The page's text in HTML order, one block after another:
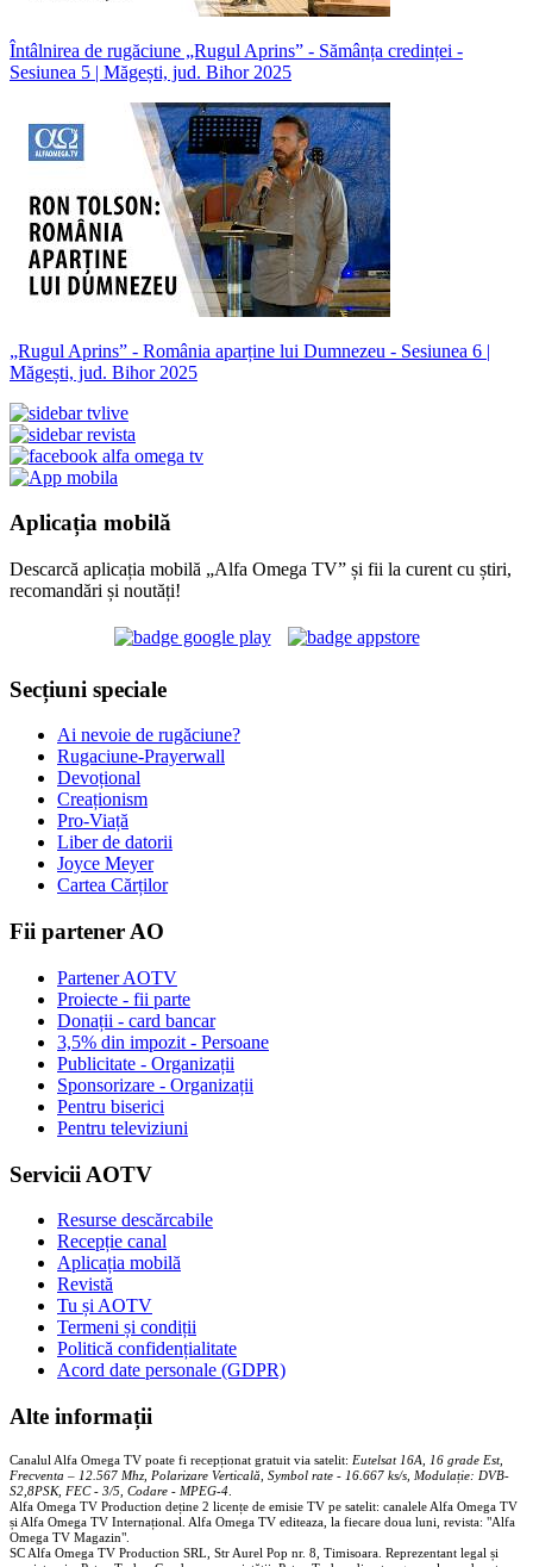
Întâlnirea de rugăciune „Rugul Aprins” - Sămânța credinței -
Sesiunea 5 | Măgești, jud. Bihor 2025
„Rugul Aprins” - România aparține lui Dumnezeu - Sesiunea 6 |
Măgești, jud. Bihor 2025
Aplicația mobilă
Descarcă aplicația mobilă „Alfa Omega TV” și fii la curent cu știri,
recomandări și noutăți!
Secțiuni speciale
Ai nevoie de rugăciune?
Rugaciune-Prayerwall
Devoțional
Creaționism
Pro-Viață
Liber de datorii
Joyce Meyer
Cartea Cărților
Fii partener AO
Partener AOTV
Proiecte - fii parte
Donații - card bancar
3,5% din impozit - Persoane
Publicitate - Organizații
Sponsorizare - Organizații
Pentru biserici
Pentru televiziuni
Servicii AOTV
Resurse descărcabile
Recepție canal
Aplicația mobilă
Revistă
Tu și AOTV
Termeni și condiții
Politică confidențialitate
Acord date personale (GDPR)
Alte informații
Canalul Alfa Omega TV poate fi recepționat gratuit via satelit: Eutelsat 16A, 16 grade Est,
Frecventa – 12.567 Mhz, Polarizare Verticală, Symbol rate - 16.667 ks/s, Modulație: DVB-
S2,8PSK, FEC - 3/5, Codare - MPEG-4
Alfa Omega TV Production deține 2 licențe de emisie TV pe satelit: canalele Alfa Omega TV
și Alfa Omega TV Internațional. Alfa Omega TV editeaza, la fiecare doua luni, revista: "Alfa
Omega TV Magazin".
SC Alfa Omega TV Production SRL, Str Aurel Pop nr. 8, Timisoara. Reprezentant legal și